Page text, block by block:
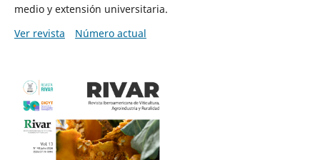
medio y extensión universitaria.
Ver revista
Número actual